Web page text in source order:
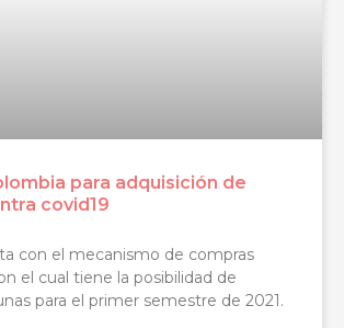
para adquisición de
covid19
con el mecanismo de compras
el cual tiene la posibilidad de
para el primer semestre de 2021.